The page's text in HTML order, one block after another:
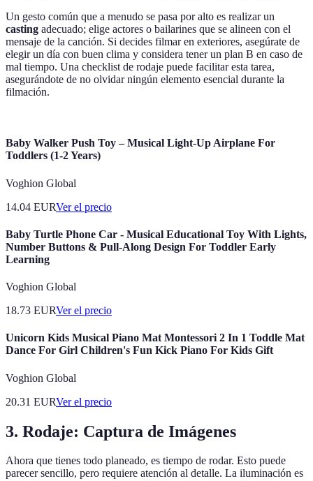
Un gesto común que a menudo se pasa por alto es realizar un
casting adecuado; elige actores o bailarines que se alineen con el
mensaje de la canción. Si decides filmar en exteriores, asegúrate de
elegir un día con buen clima y considera tener un plan B en caso de
mal tiempo. Una checklist de rodaje puede facilitar esta tarea,
asegurándote de no olvidar ningún elemento esencial durante la
filmación.
Baby Walker Push Toy – Musical Light-Up Airplane For
Toddlers (1-2 Years)
Voghion Global
14.04 EURVer el precio
Baby Turtle Phone Car - Musical Educational Toy With Lights,
Number Buttons & Pull-Along Design For Toddler Early
Learning
Voghion Global
18.73 EURVer el precio
Unicorn Kids Musical Piano Mat Montessori 2 In 1 Toddle Mat
Dance For Girl Children's Fun Kick Piano For Kids Gift
Voghion Global
20.31 EURVer el precio
3. Rodaje: Captura de Imágenes
Ahora que tienes todo planeado, es tiempo de rodar. Esto puede
parecer sencillo, pero requiere atención al detalle. La iluminación es